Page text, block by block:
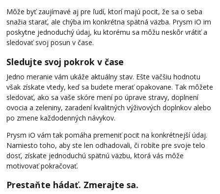
Môže byť zaujímavé aj pre ľudí, ktorí majú pocit, že sa o seba
snažia starať, ale chýba im konkrétna spätná väzba. Prysm iO im
poskytne jednoduchý údaj, ku ktorému sa môžu neskôr vrátiť a
sledovať svoj posun v čase.
Sledujte svoj pokrok v čase
Jedno meranie vám ukáže aktuálny stav. Ešte väčšiu hodnotu
však získate vtedy, keď sa budete merať opakovane. Tak môžete
sledovať, ako sa vaše skóre mení po úprave stravy, doplnení
ovocia a zeleniny, zaradení kvalitných výživových doplnkov alebo
po zmene každodenných návykov.
Prysm iO vám tak pomáha premeniť pocit na konkrétnejší údaj.
Namiesto toho, aby ste len odhadovali, či robíte pre svoje telo
dosť, získate jednoduchú spätnú väzbu, ktorá vás môže
motivovať pokračovať.
Prestaňte hádať. Zmerajte sa.